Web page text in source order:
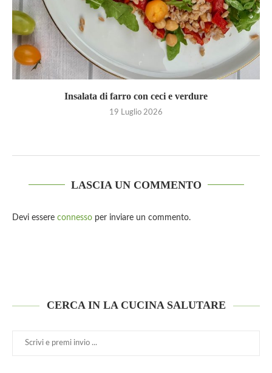
Insalata di farro con ceci e verdure
19 Luglio 2026
LASCIA UN COMMENTO
Devi essere connesso per inviare un commento.
CERCA IN LA CUCINA SALUTARE